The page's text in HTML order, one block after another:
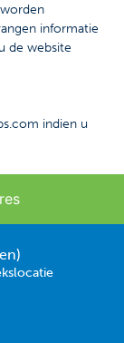
informatie
de website
indien u